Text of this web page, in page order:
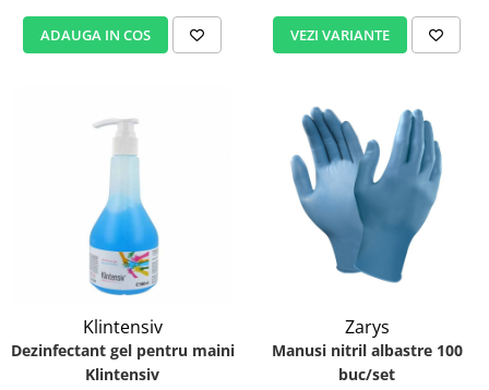
ADAUGA IN COS VEZI VARIANTE
Klintensiv
Dezinfectant gel pentru maini
Klintensiv
Zarys
Manusi nitril albastre 100
buc/set